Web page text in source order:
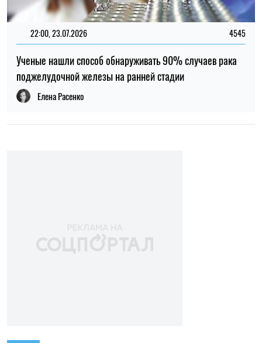
22:00, 23.07.2026 4545
Ученые нашли способ обнаруживать 90% случаев рака
поджелудочной железы на ранней стадии
Елена Расенко